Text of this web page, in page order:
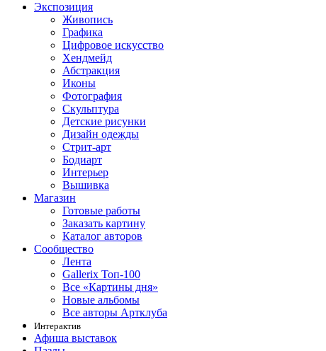
Экспозиция
Живопись
Графика
Цифровое искусство
Хендмейд
Абстракция
Иконы
Фотография
Скульптура
Детские рисунки
Дизайн одежды
Стрит-арт
Бодиарт
Интерьер
Вышивка
Магазин
Готовые работы
Заказать картину
Каталог авторов
Сообщество
Лента
Gallerix Топ-100
Все «Картины дня»
Новые альбомы
Все авторы Артклуба
Интерактив
Афиша выставок